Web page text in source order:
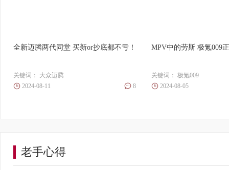
全新迈腾两代同堂 买新or抄底都不亏！
关键词： 大众迈腾
2024-08-11
8
MPV中的劳斯 极氪009
关键词： 极氪009
2024-08-05
老手心得